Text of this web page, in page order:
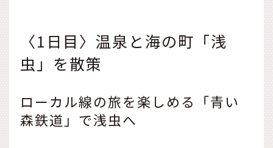
〈1日目〉温泉と海の町「浅
虫」を散策
ローカル線の旅を楽しめる「青い
森鉄道」で浅虫へ